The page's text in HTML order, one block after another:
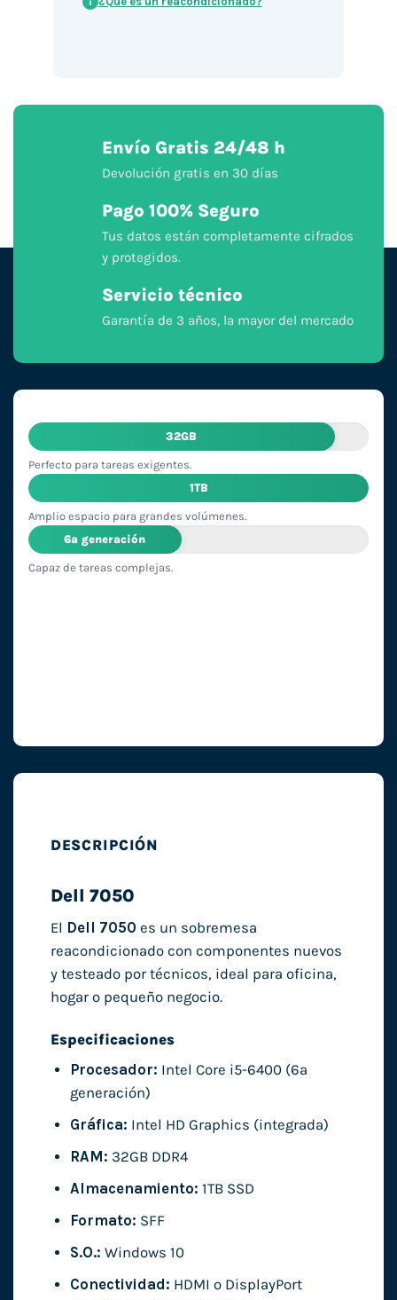
Envío Gratis 24/48 h
Devolución gratis en 30 días
Pago 100% Seguro
Tus datos están completamente cifrados
y protegidos.
Servicio técnico
Garantía de 3 años, la mayor del mercado
32GB
Perfecto para tareas exigentes.
1TB
Amplio espacio para grandes volúmenes.
6ª generación
Capaz de tareas complejas.
DESCRIPCIÓN
Dell 7050
El Dell 7050 es un sobremesa
reacondicionado con componentes nuevos
y testeado por técnicos, ideal para oficina,
hogar o pequeño negocio.
Especificaciones
Procesador: Intel Core i5-6400 (6ª
generación)
Gráfica: Intel HD Graphics (integrada)
RAM: 32GB DDR4
Almacenamiento: 1TB SSD
Formato: SFF
S.O.: Windows 10
Conectividad: HDMI o DisplayPort